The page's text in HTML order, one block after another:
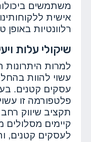
משתמשים
אישית
רלוונטיות באופן
שיקולי עלות
עשוי להוות
עסקים קטנים.
פלטפורמה זו
תקציב שיווק
קיימים מסלולים
לעסקים קטנים,